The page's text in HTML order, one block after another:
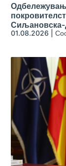
Сиљановска-
01.08.2026 |